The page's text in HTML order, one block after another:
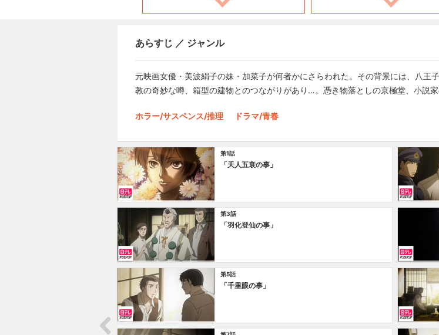
あらすじ ／ ジャンル
元映画女優・美波絹子の妹・加菜子が何者かにさらわれた。その背景には、八王
教の奇妙な噂、箱型の建物とのつながりがあり…。憑き物落としの京極堂、小説
ホラー/サスペンス/推理 ドラマ/青春
第1話
「天人五衰の事」
第3話
「羽化登仙の事」
第5話
「千里眼の事」